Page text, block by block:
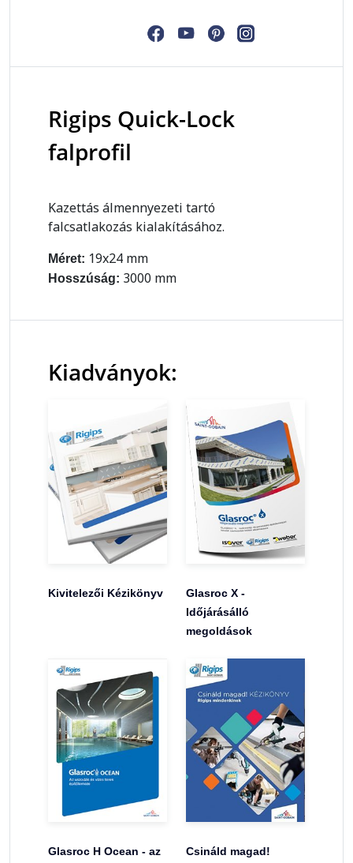
Rigips Quick-Lock
falprofil
Kazettás álmennyezeti tartó
falcsatlakozás kialakításához.
Méret: 19x24 mm
Hosszúság: 3000 mm
Kiadványok:
Kivitelezői Kézikönyv
Glasroc X -
Időjárásálló
megoldások
Glasroc H Ocean - az
Csináld magad!